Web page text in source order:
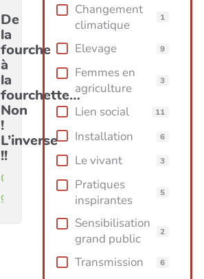
Changement
climatique
1
Elevage 9
Femmes en
agriculture
3
Lien social 11
Installation 6
Le vivant 3
Pratiques
inspirantes
5
Sensibilisation
grand public
2
Transmission 6
De
la
fourche
à
la
fourchette…
Non
!
L’inverse
!!
Conférence
gesticulée